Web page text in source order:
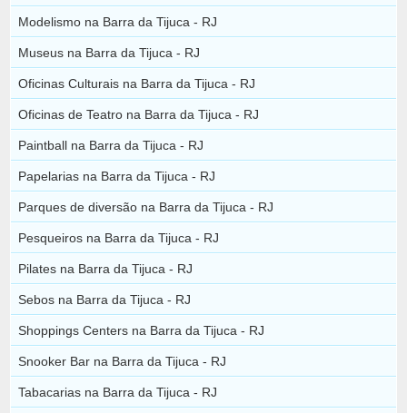
Modelismo na Barra da Tijuca - RJ
Museus na Barra da Tijuca - RJ
Oficinas Culturais na Barra da Tijuca - RJ
Oficinas de Teatro na Barra da Tijuca - RJ
Paintball na Barra da Tijuca - RJ
Papelarias na Barra da Tijuca - RJ
Parques de diversão na Barra da Tijuca - RJ
Pesqueiros na Barra da Tijuca - RJ
Pilates na Barra da Tijuca - RJ
Sebos na Barra da Tijuca - RJ
Shoppings Centers na Barra da Tijuca - RJ
Snooker Bar na Barra da Tijuca - RJ
Tabacarias na Barra da Tijuca - RJ